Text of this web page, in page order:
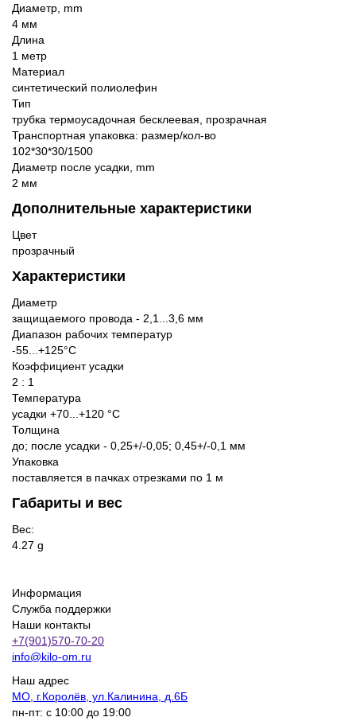
Диаметр, mm
4 мм
Длина
1 метр
Материал
синтетический полиолефин
Тип
трубка термоусадочная бесклеевая, прозрачная
Транспортная упаковка: размер/кол-во
102*30*30/1500
Диаметр после усадки, mm
2 мм
Дополнительные характеристики
Цвет
прозрачный
Характеристики
Диаметр
защищаемого провода - 2,1...3,6 мм
Диапазон рабочих температур
-55...+125°С
Коэффициент усадки
2 : 1
Температура
усадки +70...+120 °С
Толщина
до; после усадки - 0,25+/-0,05; 0,45+/-0,1 мм
Упаковка
поставляется в пачках отрезками по 1 м
Габариты и вес
Вес:
4.27 g
Информация
Служба поддержки
Наши контакты
+7(901)570-70-20
info@kilo-om.ru
Наш адрес
МО, г.Королёв, ул.Калинина, д.6Б
пн-пт: с 10:00 до 19:00